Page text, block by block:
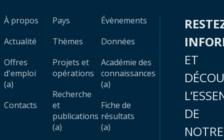
À propos
Actualité
Offres
d'emploi
(a)
Contacts
Pays
Thèmes
Projets et
opérations
Recherche
et
publications
(a)
Évènements
Données
Académie des
connaissances
(a)
Fiche de
résultats
(a)
ET
DE
NOTRE